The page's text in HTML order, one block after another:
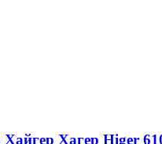
Хагер Higer